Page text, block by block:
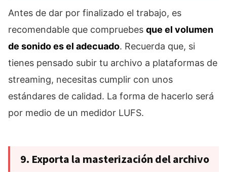
Antes de dar por finalizado el trabajo, es
recomendable que compruebes que el volumen
de sonido es el adecuado. Recuerda que, si
tienes pensado subir tu archivo a plataformas de
streaming, necesitas cumplir con unos
estándares de calidad. La forma de hacerlo será
por medio de un medidor LUFS.
9. Exporta la masterización del archivo